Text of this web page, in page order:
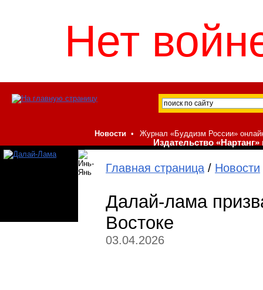
Новости • Журнал «Буддизм России»
Издательство «Нартанг»
Нет
Главная страница / Новости
Далай-лама
Востоке
03.04.2026